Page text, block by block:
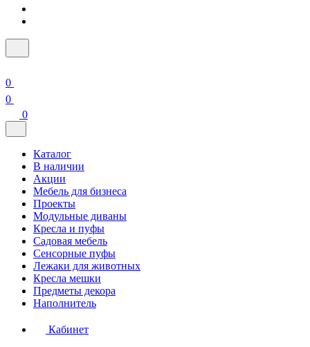
0
0
0
Каталог
В наличии
Акции
Мебель для бизнеса
Проекты
Модульные диваны
Кресла и пуфы
Садовая мебель
Сенсорные пуфы
Лежаки для животных
Кресла мешки
Предметы декора
Наполнитель
Кабинет